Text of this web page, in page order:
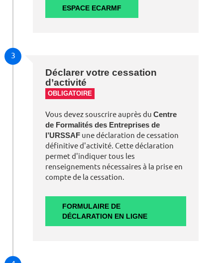
ESPACE ECARMF
3
Déclarer votre cessation
d’activité
OBLIGATOIRE
Vous devez souscrire auprès du Centre
de Formalités des Entreprises de
l’URSSAF une déclaration de cessation
définitive d'activité. Cette déclaration
permet d'indiquer tous les
renseignements nécessaires à la prise en
compte de la cessation.
FORMULAIRE DE
DÉCLARATION EN LIGNE